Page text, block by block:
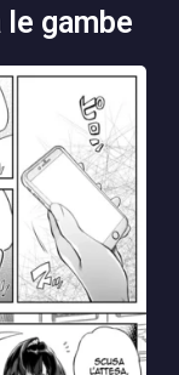
le gambe